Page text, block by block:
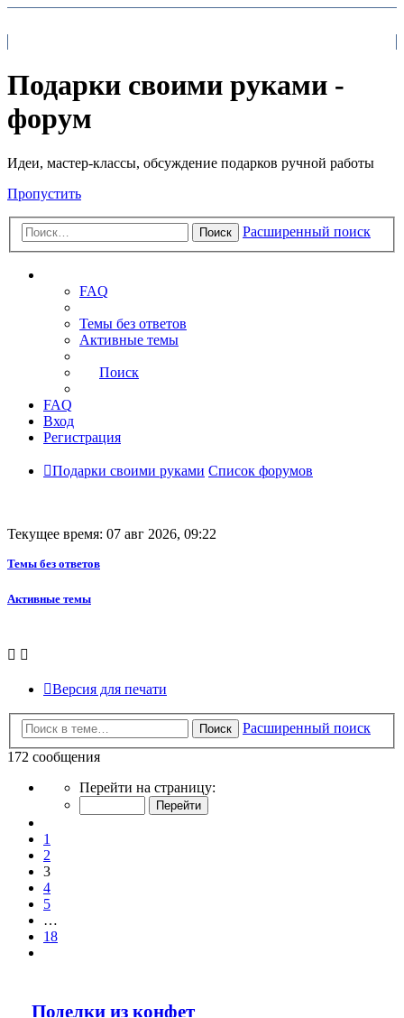
Подарки своими руками -
форум
Идеи, мастер-классы, обсуждение подарков ручной работы
Пропустить
Поиск Расширенный поиск
FAQ
Темы без ответов
Активные темы
Поиск
FAQ
Вход
Регистрация
Подарки своими руками Список форумов
Текущее время: 07 авг 2026, 09:22
Темы без ответов
Активные темы
Версия для печати
Поиск
Расширенный поиск
172 сообщения
Страница
18
Перейти на страницу:
1
2
3
4
5
…
18
Поделки из конфет